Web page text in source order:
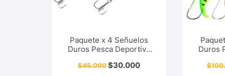
Paquete x 4 Señuelos
Duros Pesca Deportiva
Payara, Black Bass, 9 Cm
$45.000$30.000
Duros
$